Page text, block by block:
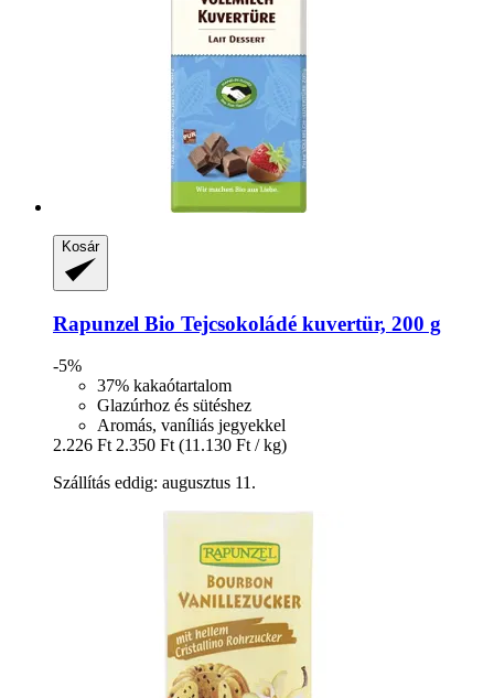
Kosár
Rapunzel Bio Tejcsokoládé kuvertür, 200 g
-5%
37% kakaótartalom
Glazúrhoz és sütéshez
Aromás, vaníliás jegyekkel
2.226 Ft 2.350 Ft (11.130 Ft / kg)
Szállítás eddig: augusztus 11.